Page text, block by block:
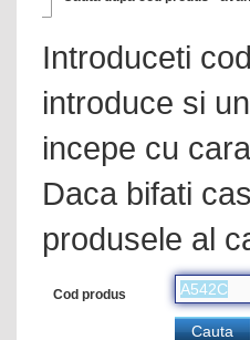
Introduceti
introduce si
incepe cu
Daca bifati
produsele al
Cod produs